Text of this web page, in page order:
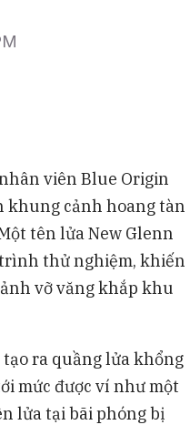
viên Blue Origin
khung cảnh hoang tàn
tên lửa New Glenn
thử nghiệm, khiến
vỡ văng khắp khu
ra quầng lửa khổng
mức được ví như một
lửa tại bãi phóng bị